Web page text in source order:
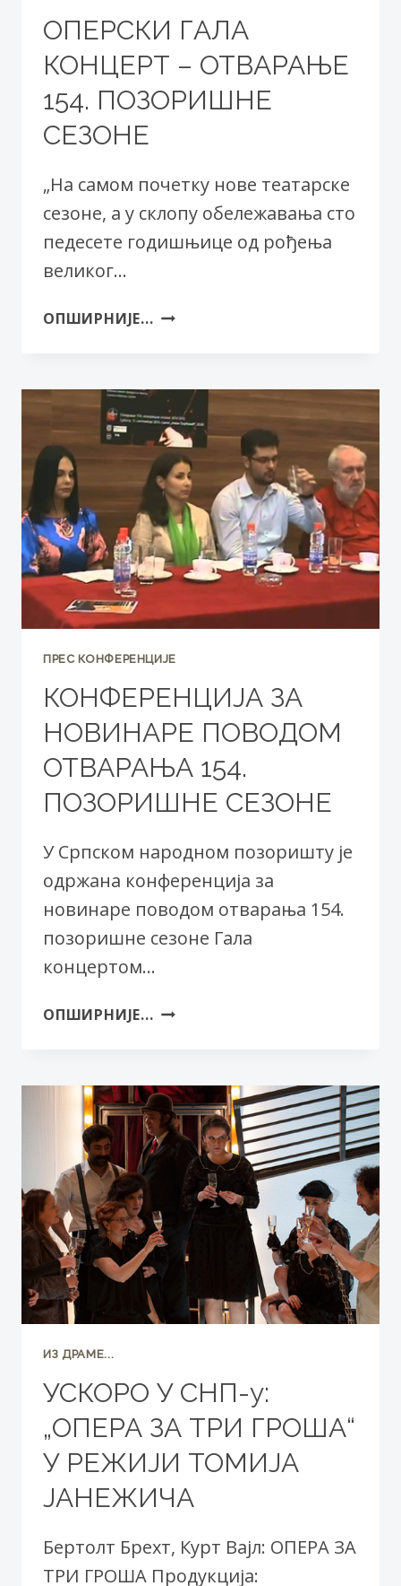
ОПЕРСКИ ГАЛА
КОНЦЕРТ – ОТВАРАЊЕ
154. ПОЗОРИШНЕ
СЕЗОНЕ
„На самом почетку нове театарске
сезоне, а у склопу обележавања сто
педесете годишњице од рођења
великог…
ОПШИРНИЈЕ... ОПЕРСКИ
ОТВАРАЊЕ
154.
ПОЗОРИШНЕ
СЕЗОНЕ
ПРЕС КОНФЕРЕНЦИЈЕ
КОНФЕРЕНЦИЈА ЗА
НОВИНАРЕ ПОВОДОМ
ОТВАРАЊА 154.
ПОЗОРИШНЕ СЕЗОНЕ
У Српском народном позоришту је
одржана конференција за
новинаре поводом отварања 154.
позоришне сезоне Гала
концертом…
ОПШИРНИЈЕ... КОНФЕРЕНЦИЈА
ОТВАРАЊА
154.
ПОЗОРИШНЕ
СЕЗОНЕ
ИЗ ДРАМЕ...
УСКОРО У СНП-у:
„ОПЕРА ЗА ТРИ ГРОША“
У РЕЖИЈИ ТОМИЈА
ЈАНЕЖИЧА
Бертолт Брехт, Курт Вајл: ОПЕРА ЗА
ТРИ ГРОША Продукција: